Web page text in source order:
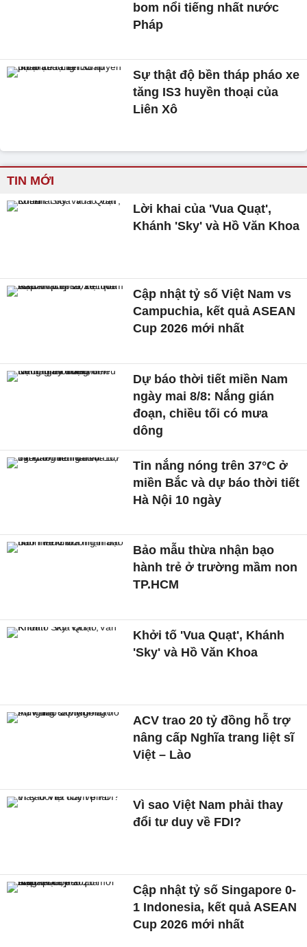
bom nổi tiếng nhất nước
Pháp
Sự thật độ bền tháp pháo xe
tăng IS3 huyền thoại của
Liên Xô
TIN MỚI
Lời khai của 'Vua Quạt',
Khánh 'Sky' và Hồ Văn Khoa
Cập nhật tỷ số Việt Nam vs
Campuchia, kết quả ASEAN
Cup 2026 mới nhất
Dự báo thời tiết miền Nam
ngày mai 8/8: Nắng gián
đoạn, chiều tối có mưa
dông
Tin nắng nóng trên 37°C ở
miền Bắc và dự báo thời tiết
Hà Nội 10 ngày
Bảo mẫu thừa nhận bạo
hành trẻ ở trường mầm non
TP.HCM
Khởi tố 'Vua Quạt', Khánh
'Sky' và Hồ Văn Khoa
ACV trao 20 tỷ đồng hỗ trợ
nâng cấp Nghĩa trang liệt sĩ
Việt – Lào
Vì sao Việt Nam phải thay
đổi tư duy về FDI?
Cập nhật tỷ số Singapore 0-
1 Indonesia, kết quả ASEAN
Cup 2026 mới nhất